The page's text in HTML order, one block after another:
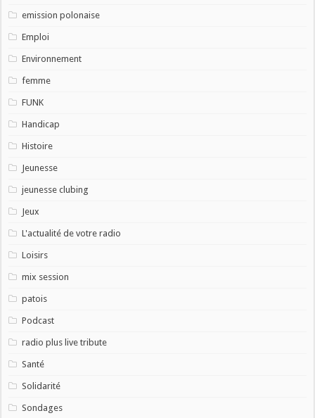
emission polonaise
Emploi
Environnement
femme
FUNK
Handicap
Histoire
Jeunesse
jeunesse clubing
Jeux
L'actualité de votre radio
Loisirs
mix session
patois
Podcast
radio plus live tribute
Santé
Solidarité
Sondages